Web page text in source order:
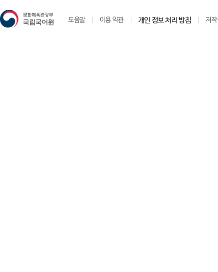
도움말 이용 약관 개인 정보 처리 방침 저